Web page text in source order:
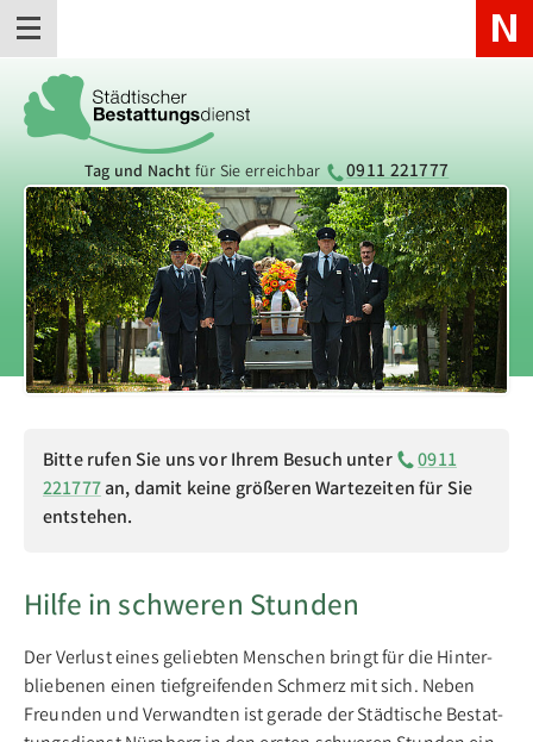
Hauptinhalt
Hauptnavigation
Unternavigation
Tag und Nacht für Sie erreichbar 0911 221777
Hauptmenü der Website
Bitte rufen Sie uns vor Ihrem Besuch unter
0911
221777an, damit keine größeren Wartezeiten für Sie
entstehen.
Hilfe in schweren Stunden
Der Ver­lust ei­nes ge­lieb­ten Men­schen bringt für die Hin­ter­
blie­be­nen ei­nen tief­grei­fen­den Schmerz mit sich. Ne­ben
Freun­den und Ver­wand­ten ist ge­ra­de der Städ­ti­sche Be­stat­